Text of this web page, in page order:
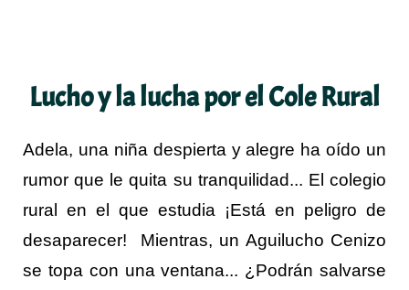
Lucho y la lucha por el Cole Rural
Adela, una niña despierta y alegre ha oído un
rumor que le quita su tranquilidad... El colegio
rural en el que estudia ¡Está en peligro de
desaparecer! Mientras, un Aguilucho Cenizo
se topa con una ventana... ¿Podrán salvarse